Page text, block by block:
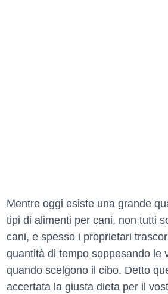
Mentre oggi esiste una grande
tipi di alimenti per cani, non tutti
cani, e spesso i proprietari
quantità di tempo soppesando le
quando scelgono il cibo. Detto
accertata la giusta dieta per il